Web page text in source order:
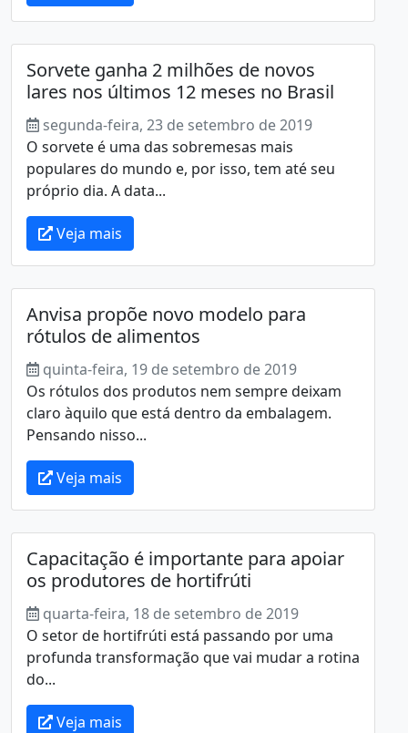
Sorvete ganha 2 milhões de novos
lares nos últimos 12 meses no Brasil
segunda-feira, 23 de setembro de 2019
O sorvete é uma das sobremesas mais
populares do mundo e, por isso, tem até seu
próprio dia. A data...
Veja mais
Anvisa propõe novo modelo para
rótulos de alimentos
quinta-feira, 19 de setembro de 2019
Os rótulos dos produtos nem sempre deixam
claro àquilo que está dentro da embalagem.
Pensando nisso...
Veja mais
Capacitação é importante para apoiar
os produtores de hortifrúti
quarta-feira, 18 de setembro de 2019
O setor de hortifrúti está passando por uma
profunda transformação que vai mudar a rotina
do...
Veja mais